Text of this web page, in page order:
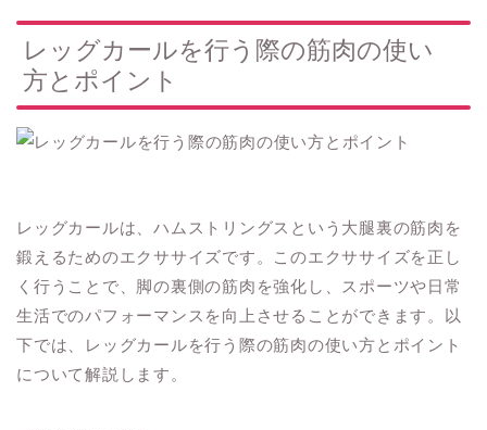
レッグカールを行う際の筋肉の使い
方とポイント
レッグカールは、ハムストリングスという大腿裏の筋肉を
鍛えるためのエクササイズです。このエクササイズを正し
く行うことで、脚の裏側の筋肉を強化し、スポーツや日常
生活でのパフォーマンスを向上させることができます。以
下では、レッグカールを行う際の筋肉の使い方とポイント
について解説します。